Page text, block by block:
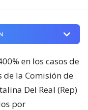
en los casos de
la Comisión de
Del Real (Rep)
por